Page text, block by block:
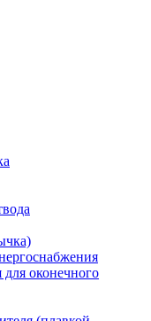
оконечного